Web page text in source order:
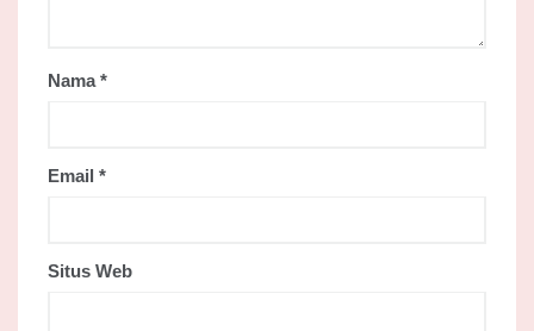
Nama*
Email *
Situs Web